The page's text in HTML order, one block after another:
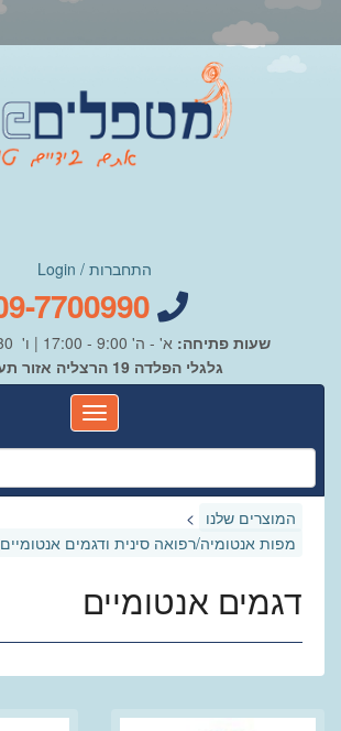
התחברות / Login
שעות פתיחה: א' - ה' 9:00 - 17:00 | ו' 09:30 - 14:00
גלגלי הפלדה 19 הרצליה אזור תעשייה
המוצרים שלנו >
מפות אנטומיה/רפואה סינית ודגמים אנטומיים
דגמים אנטומיים